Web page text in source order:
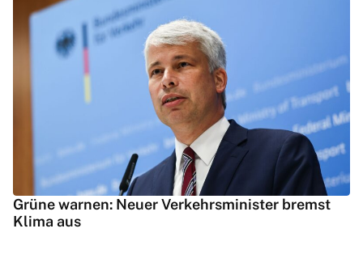
Grüne warnen: Neuer Verkehrsminister bremst
Klima aus